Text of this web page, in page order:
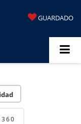
GUARDADO
luego